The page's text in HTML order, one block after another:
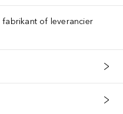
of leverancier